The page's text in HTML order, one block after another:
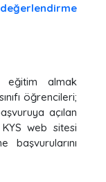
değerlendirme
eğitim almak
öğrencileri;
açılan
web sitesi
başvurularını